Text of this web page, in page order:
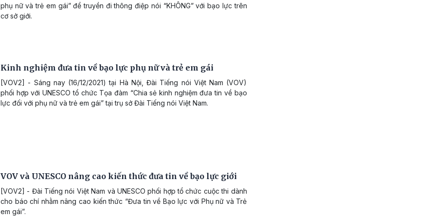
phụ nữ và trẻ em gái” để truyền đi thông điệp nói “KHÔNG” với bạo lực trên
cơ sở giới.
Kinh nghiệm đưa tin về bạo lực phụ nữ và trẻ em gái
[VOV2] - Sáng nay (16/12/2021) tại Hà Nội, Đài Tiếng nói Việt Nam (VOV)
phối hợp với UNESCO tổ chức Tọa đàm “Chia sẻ kinh nghiệm đưa tin về bạo
lực đối với phụ nữ và trẻ em gái” tại trụ sở Đài Tiếng nói Việt Nam.
VOV và UNESCO nâng cao kiến thức đưa tin về bạo lực giới
[VOV2] - Đài Tiếng nói Việt Nam và UNESCO phối hợp tổ chức cuộc thi dành
cho báo chí nhằm nâng cao kiến thức “Đưa tin về Bạo lực với Phụ nữ và Trẻ
em gái”.